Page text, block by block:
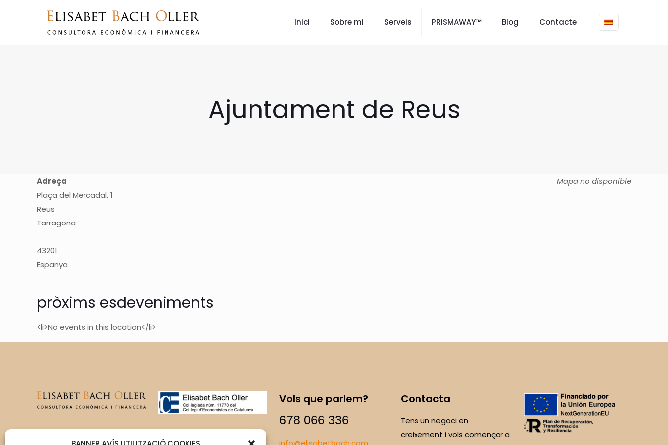
Inici Sobre mi Serveis PRISMAWAY™ Blog Contacte
Ajuntament de Reus
Mapa no disponible
Adreça
Plaça del Mercadal, 1
Reus
Tarragona
43201
Espanya
pròxims esdeveniments
<li>No events in this location</li>
Vols que parlem?
678 066 336
info@elisabetbach.com
Contacta
Tens un negoci en
creixement i vols començar a